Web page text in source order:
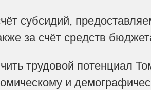
субсидий,
за счёт средств
трудовой потенциал
и